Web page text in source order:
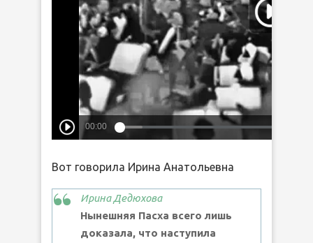
Вот говорила Ирина Анатольевна
Ирина Дедюхова
Нынешняя Пасха всего лишь
доказала, что наступила